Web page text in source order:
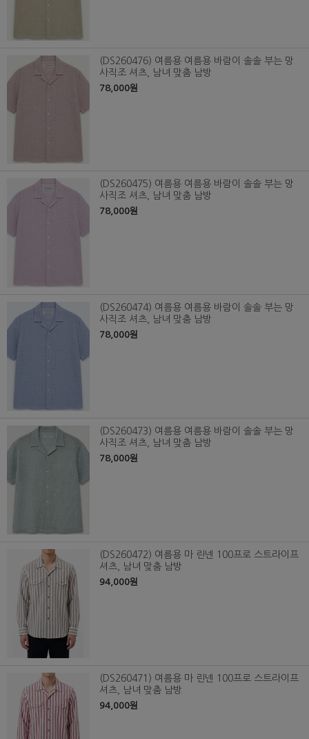
(DS260476) 여름용 여름용 바람이 솔솔 부는 망
사직조 셔츠, 남녀 맞춤 남방
78,000원
(DS260475) 여름용 여름용 바람이 솔솔 부는 망
사직조 셔츠, 남녀 맞춤 남방
78,000원
(DS260474) 여름용 여름용 바람이 솔솔 부는 망
사직조 셔츠, 남녀 맞춤 남방
78,000원
(DS260473) 여름용 여름용 바람이 솔솔 부는 망
사직조 셔츠, 남녀 맞춤 남방
78,000원
(DS260472) 여름용 마 린넨 100프로 스트라이프
셔츠, 남녀 맞춤 남방
94,000원
(DS260471) 여름용 마 린넨 100프로 스트라이프
셔츠, 남녀 맞춤 남방
94,000원